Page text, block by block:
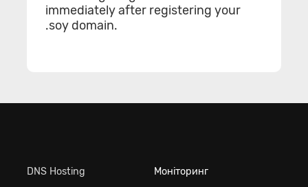
immediately after registering your
.soy domain.
DNS Hosting Моніторинг